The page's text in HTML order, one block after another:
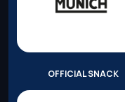
OFFICIAL SNACK